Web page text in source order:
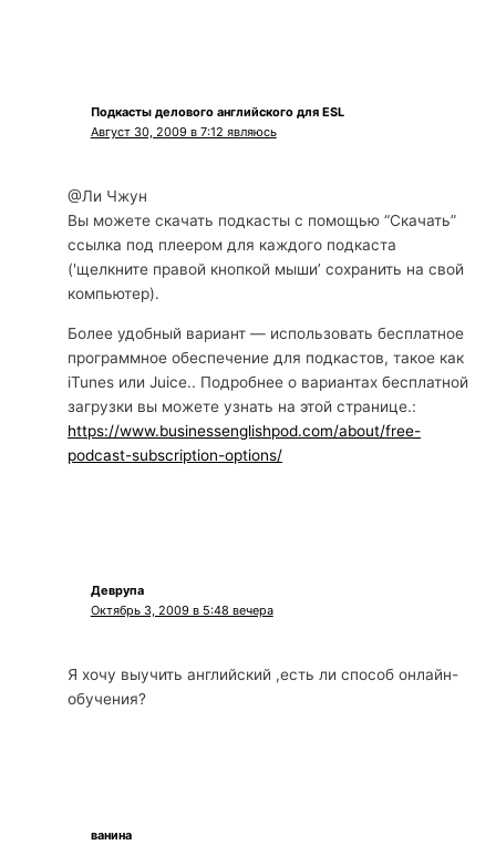
Подкасты делового английского для ESL
Август 30, 2009 в 7:12 являюсь
@Ли Чжун
Вы можете скачать подкасты с помощью “Скачать”
ссылка под плеером для каждого подкаста
('щелкните правой кнопкой мыши’ сохранить на свой
компьютер).
Более удобный вариант — использовать бесплатное
программное обеспечение для подкастов, такое как
iTunes или Juice.. Подробнее о вариантах бесплатной
загрузки вы можете узнать на этой странице.:
https://www.businessenglishpod.com/about/free-
podcast-subscription-options/
Деврупа
Октябрь 3, 2009 в 5:48 вечера
Я хочу выучить английский ,есть ли способ онлайн-
обучения?
ванина